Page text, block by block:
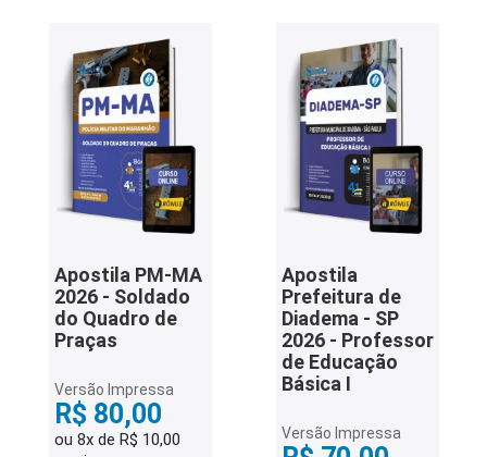
Apostila PM-MA
2026 - Soldado
do Quadro de
Praças
Versão Impressa
R$ 80,00
ou 8x de R$ 10,00
Apostila
Prefeitura de
Diadema - SP
2026 - Professor
de Educação
Básica I
Versão Impressa